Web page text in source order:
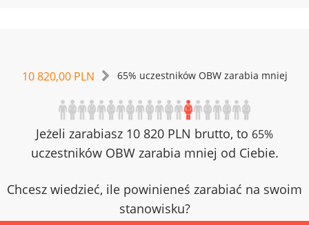
10 820,00 PLN 65% uczestników OBW zarabia mniej
Jeżeli zarabiasz 10 820 PLN brutto, to 65%
uczestników OBW zarabia mniej od Ciebie.
Chcesz wiedzieć, ile powinieneś zarabiać na swoim
stanowisku?